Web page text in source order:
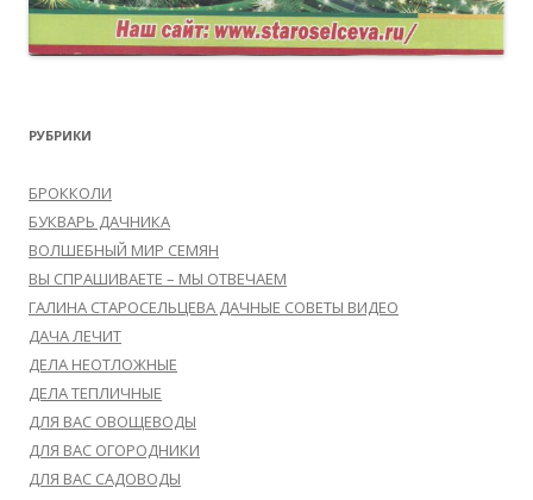
РУБРИКИ
БРОККОЛИ
БУКВАРЬ ДАЧНИКА
ВОЛШЕБНЫЙ МИР СЕМЯН
ВЫ СПРАШИВАЕТЕ – МЫ ОТВЕЧАЕМ
ГАЛИНА СТАРОСЕЛЬЦЕВА ДАЧНЫЕ СОВЕТЫ ВИДЕО
ДАЧА ЛЕЧИТ
ДЕЛА НЕОТЛОЖНЫЕ
ДЕЛА ТЕПЛИЧНЫЕ
ДЛЯ ВАС ОВОЩЕВОДЫ
ДЛЯ ВАС ОГОРОДНИКИ
ДЛЯ ВАС САДОВОДЫ